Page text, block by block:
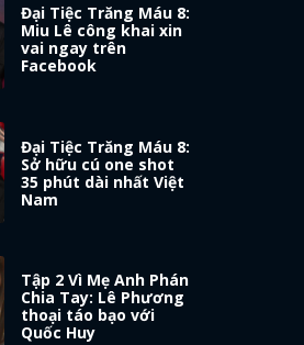
Đại Tiệc Trăng Máu 8:
Miu Lê công khai xin
vai ngay trên
Facebook
Đại Tiệc Trăng Máu 8:
Sở hữu cú one shot
35 phút dài nhất Việt
Nam
Tập 2 Vì Mẹ Anh Phán
Chia Tay: Lê Phương
thoại táo bạo với
Quốc Huy